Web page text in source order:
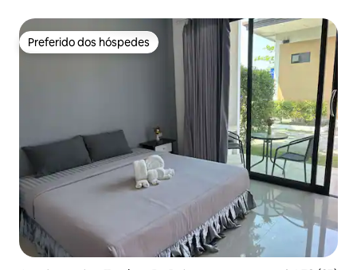
Preferido dos hóspedes
Preferido dos hóspedes